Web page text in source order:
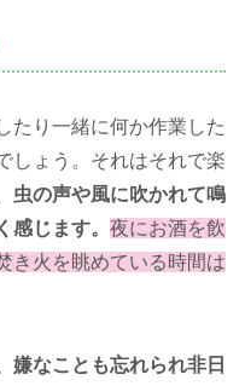
たり一緒に何か作業した
しょう。 それはそれで楽
虫の声や風に吹かれて鳴
感じます。 夜にお酒を飲
き火を眺めている時間は
嫌なことも忘れられ非日